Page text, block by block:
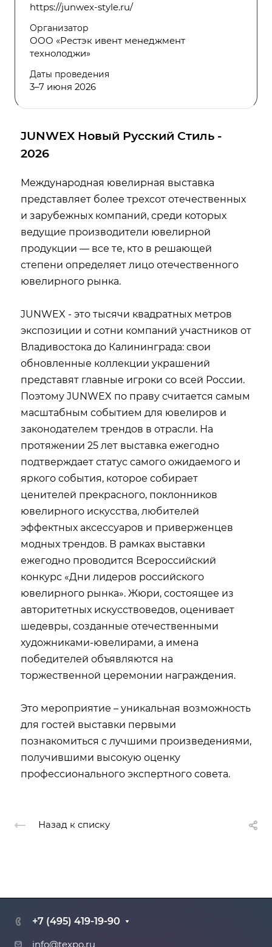
https://junwex-style.ru/
Организатор
ООО «Рестэк ивент менеджмент
технолоджи»
Даты проведения
3–7 июня 2026
JUNWEX Новый Русский Стиль -
2026
Международная ювелирная выставка
представляет более трехсот отечественных
и зарубежных компаний, среди которых
ведущие производители ювелирной
продукции — все те, кто в решающей
степени определяет лицо отечественного
ювелирного рынка.
JUNWEX - это тысячи квадратных метров
экспозиции и сотни компаний участников от
Владивостока до Калининграда: свои
обновленные коллекции украшений
представят главные игроки со всей России.
Поэтому JUNWEX по праву считается самым
масштабным событием для ювелиров и
законодателем трендов в отрасли. На
протяжении 25 лет выставка ежегодно
подтверждает статус самого ожидаемого и
яркого события, которое собирает
ценителей прекрасного, поклонников
ювелирного искусства, любителей
эффектных аксессуаров и приверженцев
модных трендов. В рамках выставки
ежегодно проводится Всероссийский
конкурс «Дни лидеров российского
ювелирного рынка». Жюри, состоящее из
авторитетных искусствоведов, оценивает
шедевры, созданные отечественными
художниками-ювелирами, а имена
победителей объявляются на
торжественной церемонии награждения.
Это мероприятие – уникальная возможность
для гостей выставки первыми
познакомиться с лучшими произведениями,
получившими высокую оценку
профессионального экспертного совета.
Назад к списку
+7 (495) 419-19-90
info@texpo.ru